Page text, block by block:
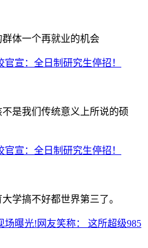
体一个再就业的机会
宣：全日制研究生停招！
是我们传统意义上所说的硕
宣：全日制研究生停招！
学搞不好都世界第三了。
场曝光!网友笑称： 这所超级985